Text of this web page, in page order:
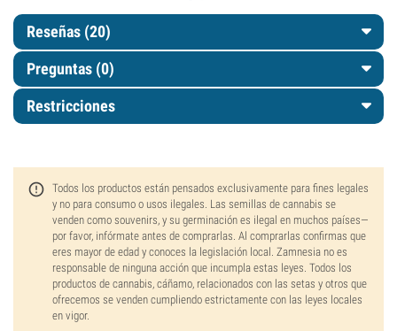
Reseñas (20)
Preguntas (0)
Restricciones
Todos los productos están pensados exclusivamente para fines legales
y no para consumo o usos ilegales. Las semillas de cannabis se
venden como souvenirs, y su germinación es ilegal en muchos países—
por favor, infórmate antes de comprarlas. Al comprarlas confirmas que
eres mayor de edad y conoces la legislación local. Zamnesia no es
responsable de ninguna acción que incumpla estas leyes. Todos los
productos de cannabis, cáñamo, relacionados con las setas y otros que
ofrecemos se venden cumpliendo estrictamente con las leyes locales
en vigor.